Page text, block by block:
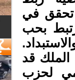
في
بحب
قد
لحزب